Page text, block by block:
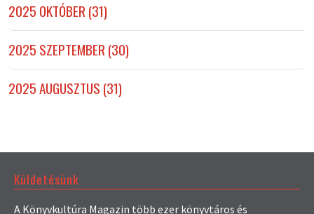
2025 OKTÓBER (31)
2025 SZEPTEMBER (30)
2025 AUGUSZTUS (31)
Küldetésünk
A Könyvkultúra Magazin több ezer könyvtáros és